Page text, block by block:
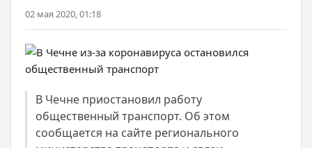
02 мая 2020, 01:18
В Чечне приостановил работу
общественный транспорт. Об этом
сообщается на сайте регионального